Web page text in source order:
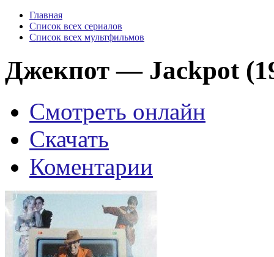
Главная
Список всех сериалов
Список всех мультфильмов
Джекпот — Jackpot
Смотреть онлайн
Скачать
Коментарии